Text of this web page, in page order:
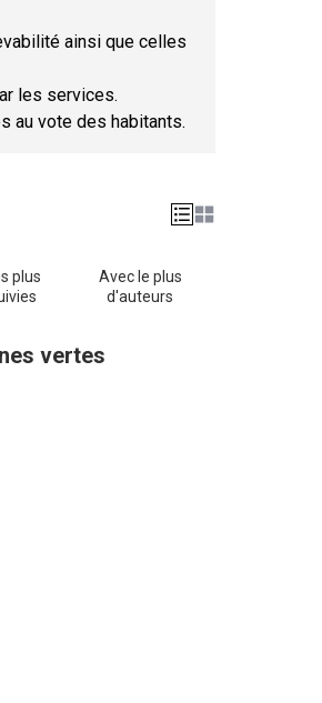
ainsi que celles
les services.
au vote des habitants.
plus
Avec le plus
d'auteurs
vertes